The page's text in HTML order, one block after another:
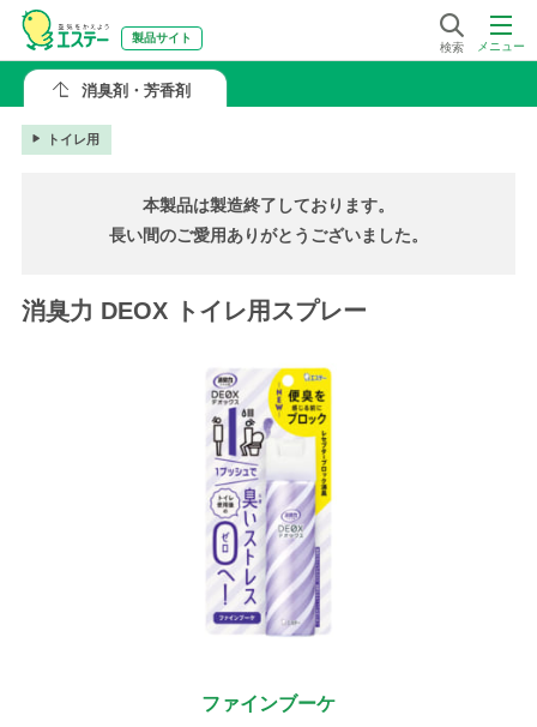
メニュー
検索
製品サイト
消臭剤・芳香剤
トイレ用
本製品は製造終了しております。
長い間のご愛用ありがとうございました。
消臭力 DEOX トイレ用スプレー
ファインブーケ